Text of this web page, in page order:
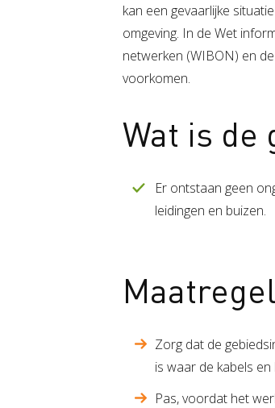
kan een gevaarlijke
omgeving. In de Wet
netwerken (WIBON) en
voorkomen.
Wat is de
Er ontstaan geen
leidingen en buizen.
Zorg dat de
is waar de kabels
Pas, voordat het